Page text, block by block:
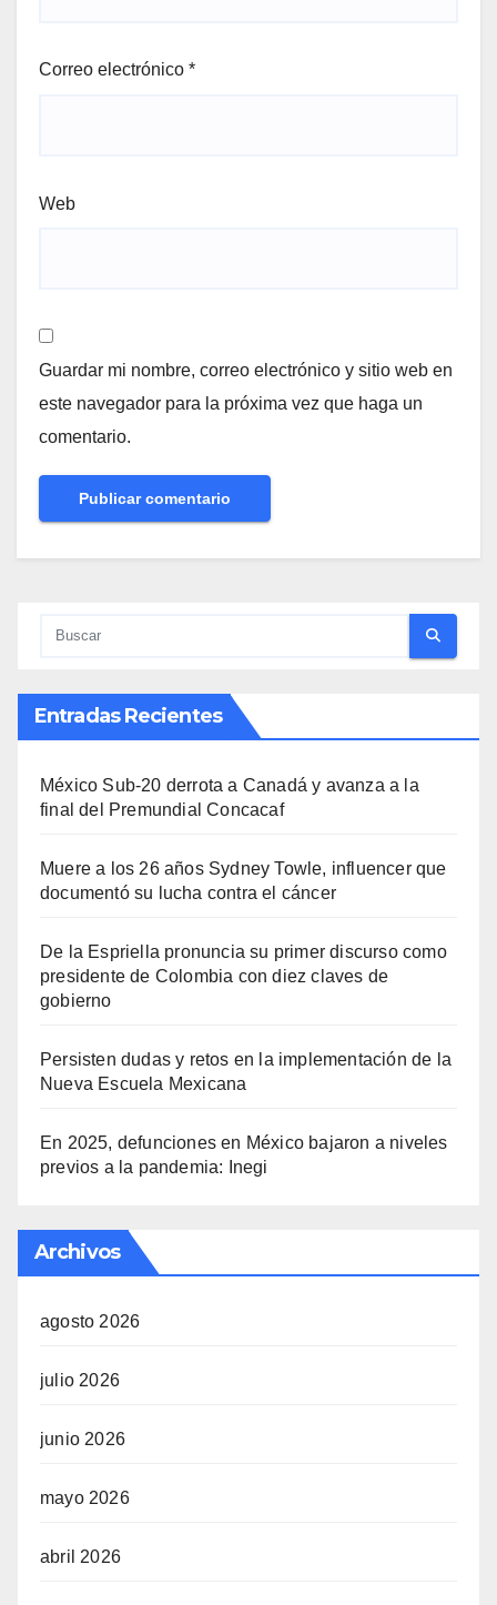
Correo electrónico *
Web
Guardar mi nombre, correo electrónico y sitio web en
este navegador para la próxima vez que haga un
comentario.
Entradas Recientes
México Sub-20 derrota a Canadá y avanza a la
final del Premundial Concacaf
Muere a los 26 años Sydney Towle, influencer que
documentó su lucha contra el cáncer
De la Espriella pronuncia su primer discurso como
presidente de Colombia con diez claves de
gobierno
Persisten dudas y retos en la implementación de la
Nueva Escuela Mexicana
En 2025, defunciones en México bajaron a niveles
previos a la pandemia: Inegi
Archivos
agosto 2026
julio 2026
junio 2026
mayo 2026
abril 2026